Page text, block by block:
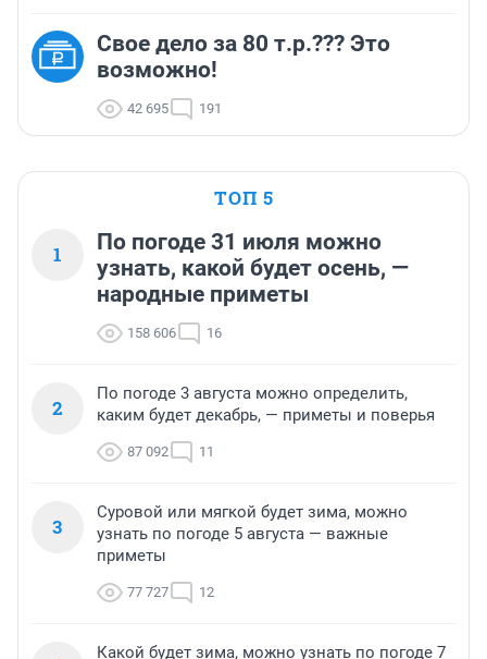
Свое дело за 80 т.р.??? Это
возможно!
42 695 191
ТОП 5
1
По погоде 31 июля можно
узнать, какой будет осень, —
народные приметы
158 606 16
2
По погоде 3 августа можно определить,
каким будет декабрь, — приметы и поверья
87 092 11
3
Суровой или мягкой будет зима, можно
узнать по погоде 5 августа — важные
приметы
77 727 12
Какой будет зима, можно узнать по погоде 7